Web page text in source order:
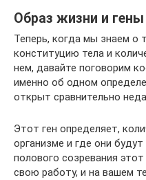
Образ жизни и гены
Теперь, когда мы знаем о
конституцию тела и
нем, давайте поговорим
именно об одном
открыт сравнительно
Этот ген определяет,
организме и где они
полового созревания
свою работу, и на вашем